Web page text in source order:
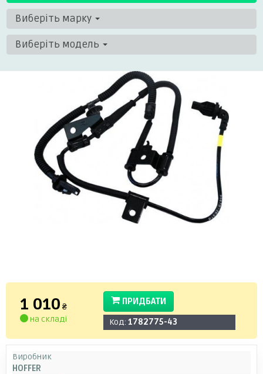
Виберіть марку
Виберіть модель
1 010 ₴
на складі
ПРИДБАТИ
Код: 1782775-43
Виробник
HOFFER